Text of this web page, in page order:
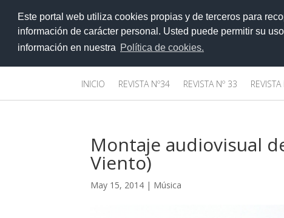
Este portal web utiliza cookies propias y de terceros para
información de carácter personal. Usted puede permitir su
información en nuestra Política de cookies.
INICIO REVISTA Nº34 REVISTA Nº 33
Montaje audiovisual
Viento)
May 15, 2014 | Música